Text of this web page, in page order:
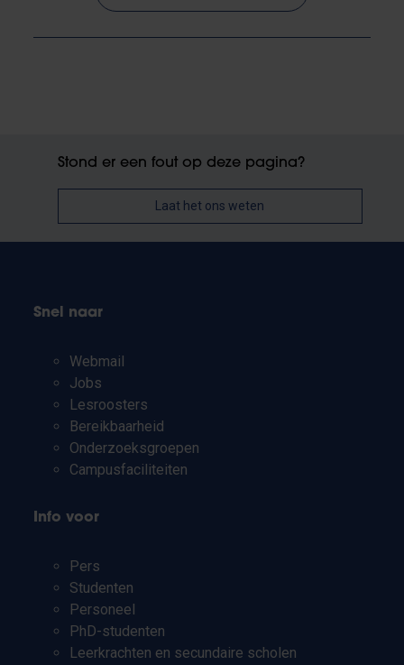
Stond er een fout op deze pagina?
Laat het ons weten
Snel naar
Webmail
Jobs
Lesroosters
Bereikbaarheid
Onderzoeksgroepen
Campusfaciliteiten
Info voor
Pers
Studenten
Personeel
PhD-studenten
Leerkrachten en secundaire scholen